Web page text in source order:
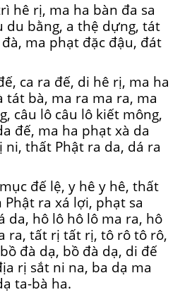
hê rị, ma ha bàn đa sa
du bằng, a thệ dựng, tát
ma phạt đặc đậu, đát
ca ra đế, di hê rị, ma ha
tát bà, ma ra ma ra, ma
câu lô câu lô kiết mông,
đế, ma ha phạt xà da
ni, thất Phật ra da, dá ra
đế lệ, y hê y hê, thất
ra xá lợi, phạt sa
da, hô lô hô lô ma ra, hô
ra, tất rị tất rị, tô rô tô rô,
đà dạ, bồ đà dạ, di đế
rị sắt ni na, ba dạ ma
ta-bà ha.